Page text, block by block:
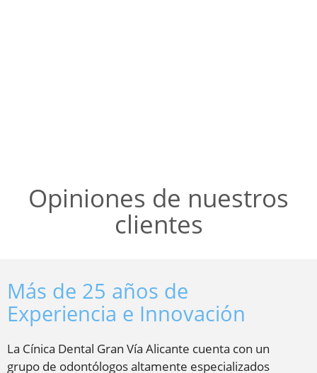
Opiniones de nuestros
clientes
Más de 25 años de
Experiencia e Innovación
La Cínica Dental Gran Vía Alicante cuenta con un
grupo de odontólogos altamente especializados